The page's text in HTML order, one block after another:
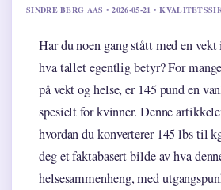
SINDRE BERG AAS • 2026-05-21 •
Har du noen gang stått med en
hva tallet egentlig betyr? For
på vekt og helse, er 145 pund en
spesielt for kvinner. Denne
hvordan du konverterer 145 lbs til
deg et faktabasert bilde av hva
helsesammenheng, med